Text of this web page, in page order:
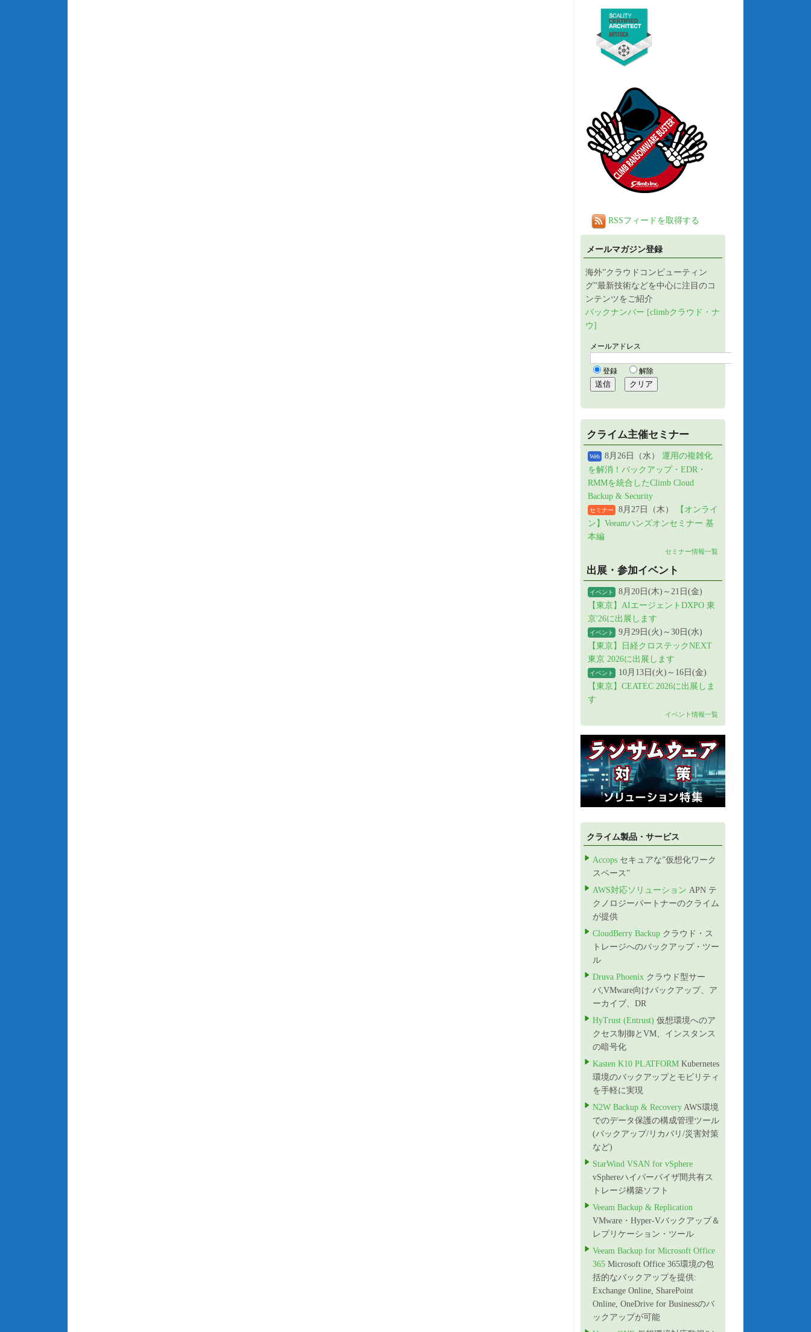
RSSフィードを取得する
メールマガジン登録
海外”クラウドコンピューティン
グ”最新技術などを中心に注目のコ
ンテンツをご紹介
バックナンバー [climbクラウド・ナ
ウ]
クライム主催セミナー
Web 8月26日（水） 運用の複雑化
を解消！バックアップ・EDR・
RMMを統合したClimb Cloud
Backup & Security
セミナー 8月27日（木）
【オンライ
ン】Veeamハンズオンセミナー 基
本編
セミナー情報一覧
出展・参加イベント
イベント
8月20日(木)～21日(金)
【東京】AIエージェントDXPO 東
京'26に出展します
イベント
9月29日(火)～30日(水)
【東京】日経クロステックNEXT
東京 2026に出展します
イベント
10月13日(火)～16日(金)
【東京】CEATEC 2026に出展しま
す
イベント情報一覧
クライム製品・サービス
Accops セキュアな”仮想化ワーク
スペース”
AWS対応ソリューション APN テ
クノロジーパートナーのクライム
が提供
CloudBerry Backup クラウド・ス
トレージへのバックアップ・ツー
ル
Druva Phoenix クラウド型サー
バ,VMware向けバックアップ、ア
ーカイブ、DR
HyTrust (Entrust) 仮想環境へのア
クセス制御とVM、インスタンス
の暗号化
Kasten K10 PLATFORM Kubernetes
環境のバックアップとモビリティ
を手軽に実現
N2W Backup & Recovery AWS環境
でのデータ保護の構成管理ツール
(バックアップ/リカバリ/災害対策
など)
StarWind VSAN for vSphere
vSphereハイパーバイザ間共有ス
トレージ構築ソフト
Veeam Backup & Replication
VMware・Hyper-Vバックアップ＆
レプリケーション・ツール
Veeam Backup for Microsoft Office
365 Microsoft Office 365環境の包
括的なバックアップを提供:
Exchange Online, SharePoint
Online, OneDrive for Businessのバ
ックアップが可能